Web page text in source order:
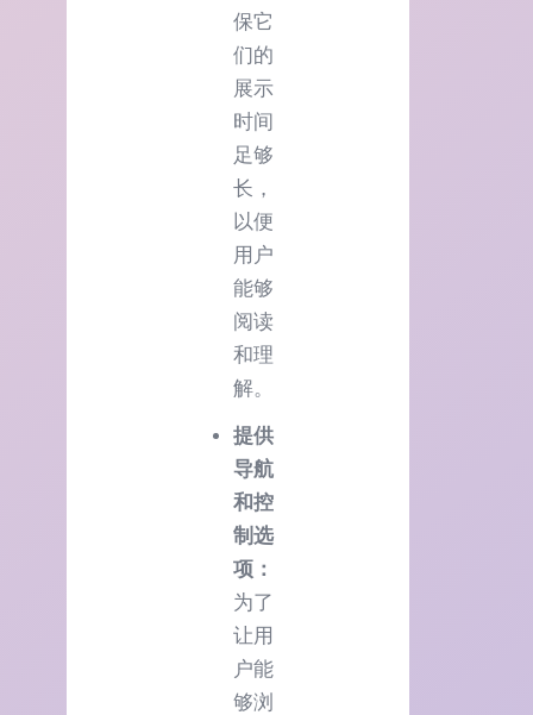
保它
们的
展示
时间
足够
长，
以便
用户
能够
阅读
和理
解。
提供
导航
和控
制选
项：
为了
让用
户能
够浏